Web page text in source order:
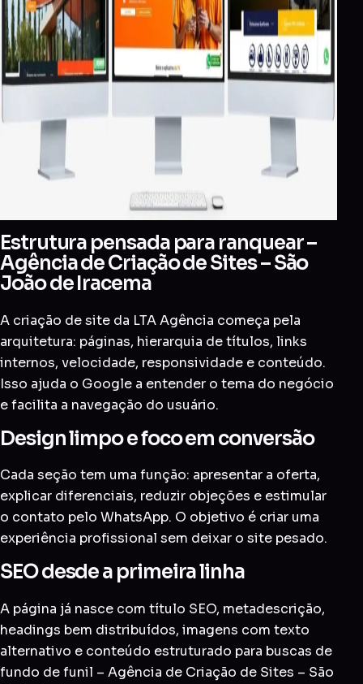
Estrutura pensada para ranquear –
Agência de Criação de Sites – São
João de Iracema
A criação de site da LTA Agência começa pela
arquitetura: páginas, hierarquia de títulos, links
internos, velocidade, responsividade e conteúdo.
Isso ajuda o Google a entender o tema do negócio
e facilita a navegação do usuário.
Design limpo e foco em conversão
Cada seção tem uma função: apresentar a oferta,
explicar diferenciais, reduzir objeções e estimular
o contato pelo WhatsApp. O objetivo é criar uma
experiência profissional sem deixar o site pesado.
SEO desde a primeira linha
A página já nasce com título SEO, metadescrição,
headings bem distribuídos, imagens com texto
alternativo e conteúdo estruturado para buscas de
fundo de funil – Agência de Criação de Sites – São